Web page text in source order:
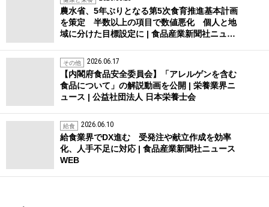
農水省、5年ぶりとなる第5次食育推進基本計画
を策定 半数以上の項目で数値悪化 個人と地
域に分けた目標設定に | 食品産業新聞社ニュ…
その他 2026.06.17
【内閣府食品安全委員会】「アレルゲンを含む
食品について」の解説動画を公開 | 栄養業界ニ
ュース | 公益社団法人 日本栄養士会
給食 2026.06.10
給食業界でDX進む 受発注や献立作成を効率
化、人手不足に対応 | 食品産業新聞社ニュース
WEB